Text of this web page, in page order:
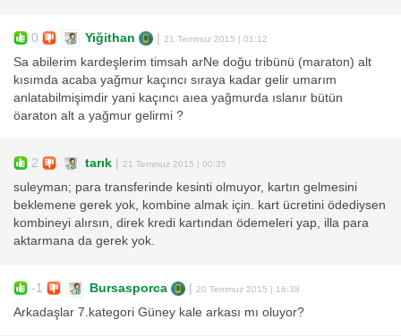
0 Yiğithan 21 Temmuz 2015 | 01:12
Sa abilerim kardeşlerim timsah arNe doğu tribünü (maraton) alt
kısımda acaba yağmur kaçıncı sıraya kadar gelir umarım
anlatabilmişimdir yani kaçıncı aıea yağmurda ıslanır bütün
öaraton alt a yağmur gelirmi ?
2 tarık 21 Temmuz 2015 | 00:35
suleyman; para transferinde kesinti olmuyor, kartın gelmesini
beklemene gerek yok, kombine almak için. kart ücretini ödediysen
kombineyi alırsın, direk kredi kartından ödemeleri yap, illa para
aktarmana da gerek yok.
-1 Bursasporca 20 Temmuz 2015 | 16:38
Arkadaşlar 7.kategori Güney kale arkası mı oluyor?